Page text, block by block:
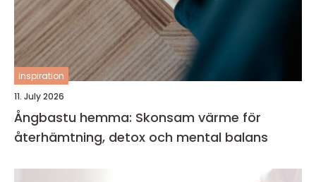
inspiration
11. July 2026
Ångbastu hemma: Skonsam värme för
återhämtning, detox och mental balans